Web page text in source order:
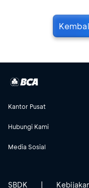
Kantor Pusat
Hubungi Kami
Media Sosial
SBDK